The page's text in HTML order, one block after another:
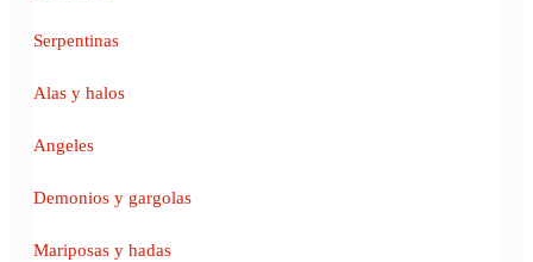
Serpentinas
Alas y halos
Angeles
Demonios y gargolas
Mariposas y hadas